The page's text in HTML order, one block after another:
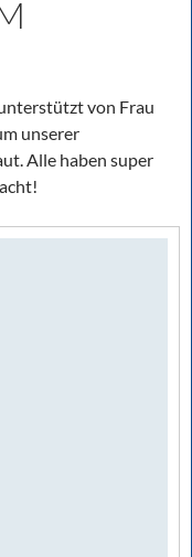
von Frau
unserer
Alle haben super